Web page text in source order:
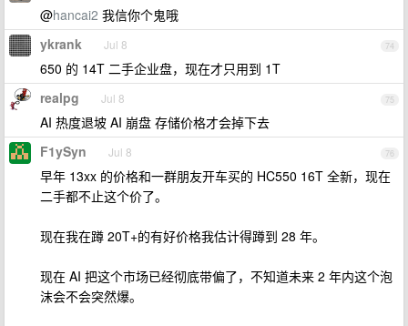
@hancai2 我信你个鬼哦
74
ykrank Jul 8
650 的 14T 二手企业盘，现在才只用到 1T
75
realpg Jul 8
AI 热度退坡 AI 崩盘 存储价格才会掉下去
76
F1ySyn Jul 8
早年 13xx 的价格和一群朋友开车买的 HC550 16T 全新，现在
二手都不止这个价了。
现在我在蹲 20T+的有好价格我估计得蹲到 28 年。
现在 AI 把这个市场已经彻底带偏了，不知道未来 2 年内这个泡
沫会不会突然爆。